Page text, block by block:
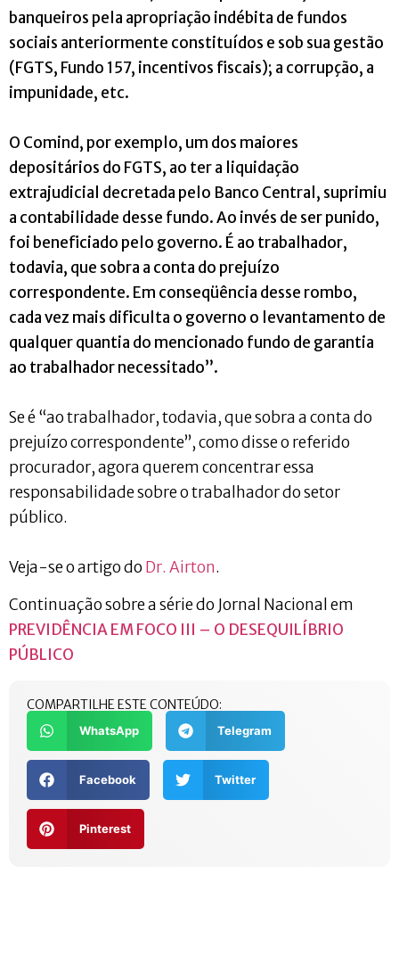
banqueiros pela apropriação indébita de fundos
sociais anteriormente constituídos e sob sua gestão
(FGTS, Fundo 157, incentivos fiscais); a corrupção, a
impunidade, etc.
O Comind, por exemplo, um dos maiores
depositários do FGTS, ao ter a liquidação
extrajudicial decretada pelo Banco Central, suprimiu
a contabilidade desse fundo. Ao invés de ser punido,
foi beneficiado pelo governo. É ao trabalhador,
todavia, que sobra a conta do prejuízo
correspondente. Em conseqüência desse rombo,
cada vez mais dificulta o governo o levantamento de
qualquer quantia do mencionado fundo de garantia
ao trabalhador necessitado”.
Se é “ao trabalhador, todavia, que sobra a conta do
prejuízo correspondente”, como disse o referido
procurador, agora querem concentrar essa
responsabilidade sobre o trabalhador do setor
público.
Veja-se o artigo do Dr. Airton.
Continuação sobre a série do Jornal Nacional em
PREVIDÊNCIA EM FOCO III – O DESEQUILÍBRIO
PÚBLICO
COMPARTILHE ESTE CONTEÚDO:
WhatsApp Telegram
Facebook Twitter
Pinterest